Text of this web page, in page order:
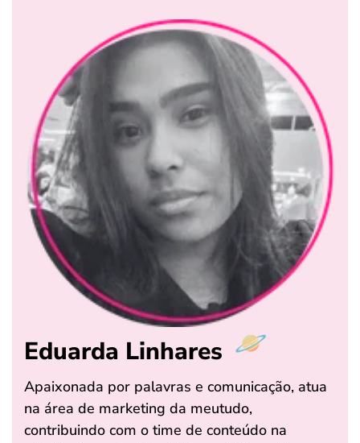
Eduarda Linhares
Apaixonada por palavras e comunicação, atua
na área de marketing da meutudo,
contribuindo com o time de conteúdo na